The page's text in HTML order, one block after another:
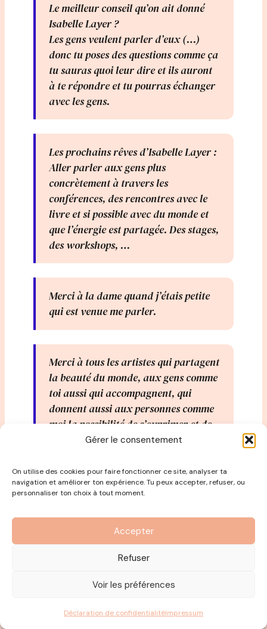
Gérer le consentement
On utilise des cookies pour faire fonctionner ce site, analyser ta
navigation et améliorer ton expérience. Tu peux accepter, refuser, ou
personnaliser ton choix à tout moment.
Accepter
Refuser
Voir les préférences
Déclaration de confidentialitéImpressum
Le meilleur conseil qu’on ait donné
Isabelle Layer ?
Les gens veulent parler d’eux (…)
donc tu poses des questions comme ça
tu sauras quoi leur dire et ils auront
à te répondre et tu pourras échanger
avec les gens.
Les prochains rêves d’Isabelle Layer :
Aller parler aux gens plus
concrètement à travers les
conférences, des rencontres avec le
livre et si possible avec du monde et
que l’énergie est partagée. Des stages,
des workshops, …
Merci à la dame quand j’étais petite
qui est venue me parler.
Merci à tous les artistes qui partagent
la beauté du monde, aux gens comme
toi aussi qui accompagnent, qui
donnent aussi aux personnes comme
moi la possibilité de s’exprimer et de
transmettre le message.
Ensemble, on va le faire ce monde
Découvrez la photo de l’objet choisi par
Isabelle Layer pour se présenter dans le